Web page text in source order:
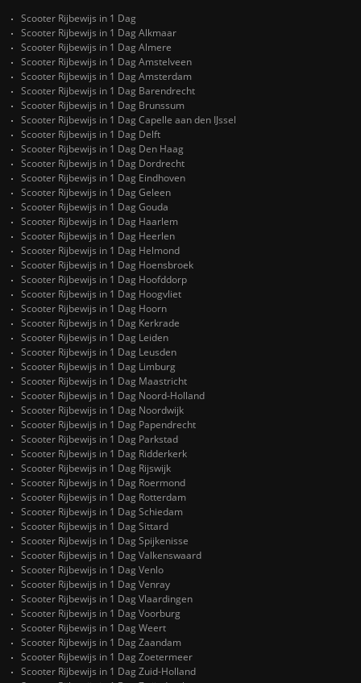
Scooter Rijbewijs in 1 Dag
Scooter Rijbewijs in 1 Dag Alkmaar
Scooter Rijbewijs in 1 Dag Almere
Scooter Rijbewijs in 1 Dag Amstelveen
Scooter Rijbewijs in 1 Dag Amsterdam
Scooter Rijbewijs in 1 Dag Barendrecht
Scooter Rijbewijs in 1 Dag Brunssum
Scooter Rijbewijs in 1 Dag Capelle aan den IJssel
Scooter Rijbewijs in 1 Dag Delft
Scooter Rijbewijs in 1 Dag Den Haag
Scooter Rijbewijs in 1 Dag Dordrecht
Scooter Rijbewijs in 1 Dag Eindhoven
Scooter Rijbewijs in 1 Dag Geleen
Scooter Rijbewijs in 1 Dag Gouda
Scooter Rijbewijs in 1 Dag Haarlem
Scooter Rijbewijs in 1 Dag Heerlen
Scooter Rijbewijs in 1 Dag Helmond
Scooter Rijbewijs in 1 Dag Hoensbroek
Scooter Rijbewijs in 1 Dag Hoofddorp
Scooter Rijbewijs in 1 Dag Hoogvliet
Scooter Rijbewijs in 1 Dag Hoorn
Scooter Rijbewijs in 1 Dag Kerkrade
Scooter Rijbewijs in 1 Dag Leiden
Scooter Rijbewijs in 1 Dag Leusden
Scooter Rijbewijs in 1 Dag Limburg
Scooter Rijbewijs in 1 Dag Maastricht
Scooter Rijbewijs in 1 Dag Noord-Holland
Scooter Rijbewijs in 1 Dag Noordwijk
Scooter Rijbewijs in 1 Dag Papendrecht
Scooter Rijbewijs in 1 Dag Parkstad
Scooter Rijbewijs in 1 Dag Ridderkerk
Scooter Rijbewijs in 1 Dag Rijswijk
Scooter Rijbewijs in 1 Dag Roermond
Scooter Rijbewijs in 1 Dag Rotterdam
Scooter Rijbewijs in 1 Dag Schiedam
Scooter Rijbewijs in 1 Dag Sittard
Scooter Rijbewijs in 1 Dag Spijkenisse
Scooter Rijbewijs in 1 Dag Valkenswaard
Scooter Rijbewijs in 1 Dag Venlo
Scooter Rijbewijs in 1 Dag Venray
Scooter Rijbewijs in 1 Dag Vlaardingen
Scooter Rijbewijs in 1 Dag Voorburg
Scooter Rijbewijs in 1 Dag Weert
Scooter Rijbewijs in 1 Dag Zaandam
Scooter Rijbewijs in 1 Dag Zoetermeer
Scooter Rijbewijs in 1 Dag Zuid-Holland